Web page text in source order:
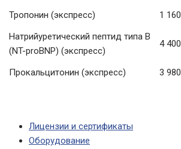
Тропонин (экспресс)
1 160
Натрийуретический пептид типа B
(NT-proBNP) (экспресс)
4 400
Прокальцитонин (экспресс) 3 980
Лицензии и сертификаты
Оборудование